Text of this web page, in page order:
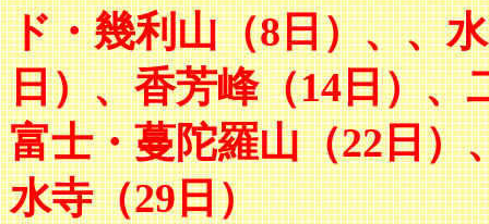
ド・幾利山（8日）、、
日）、香芳峰（14日）、
富士・蔓陀羅山（22日）
水寺（29日）